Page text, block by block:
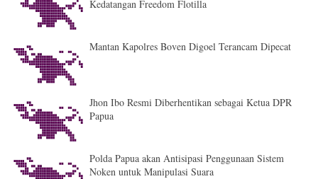
Kedatangan Freedom Flotilla
Mantan Kapolres Boven Digoel Terancam Dipecat
Jhon Ibo Resmi Diberhentikan sebagai Ketua DPR
Papua
Polda Papua akan Antisipasi Penggunaan Sistem
Noken untuk Manipulasi Suara